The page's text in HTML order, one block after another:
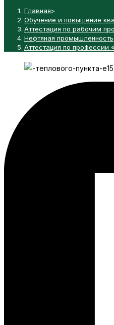
Главная>
Обучение и повышение
Аттестация по рабочим
Нефтяная промышленность
Аттестация по профессии